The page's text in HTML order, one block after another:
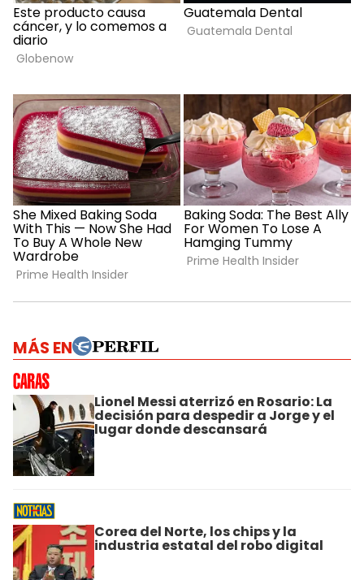
MÁS EN
Lionel Messi aterrizó en Rosario: La
decisión para despedir a Jorge y el
lugar donde descansará
Corea del Norte, los chips y la
industria estatal del robo digital